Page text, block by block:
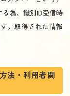
為、識別ID受信時
。取得された情報
法・利用者関